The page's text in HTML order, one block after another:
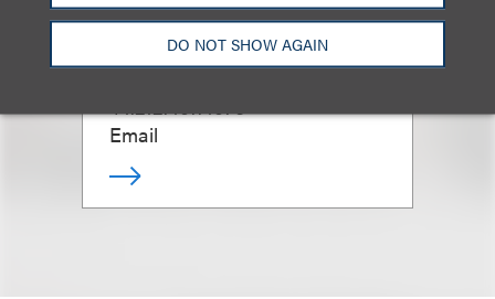
DO NOT SHOW AGAIN
Chief Privacy & Security
Partner; Chair, Privacy, Security
& Data Innovations
+1.212.407.4073
Email